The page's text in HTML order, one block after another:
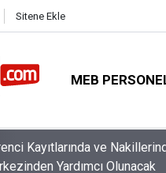
Sitene Ekle
MEB
Yönetici Atama